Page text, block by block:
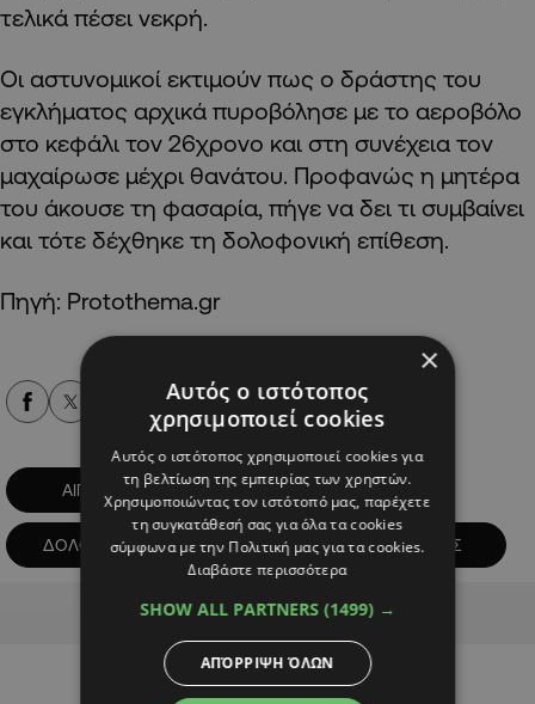
τελικά πέσει νεκρή.
Οι αστυνομικοί εκτιμούν πως ο δράστης του
εγκλήματος αρχικά πυροβόλησε με το αεροβόλο
στο κεφάλι τον 26χρονο και στη συνέχεια τον
μαχαίρωσε μέχρι θανάτου. Προφανώς η μητέρα
του άκουσε τη φασαρία, πήγε να δει τι συμβαίνει
και τότε δέχθηκε τη δολοφονική επίθεση.
Πηγή: Protothema.gr
Alpha Podcasts
ΑΙΓΙΟ ΔΙΠΛΟ ΦΟΝΙΚΟ
ΔΟΛΟΦΟΝΙΑ ΕΛΛΑΔΑ ΦΟΝΟΣ
Advertisement
×
Αυτός ο ιστότοπος
χρησιμοποιεί cookies
Αυτός ο ιστότοπος χρησιμοποιεί cookies για
τη βελτίωση της εμπειρίας των χρηστών.
Χρησιμοποιώντας τον ιστότοπό μας, παρέχετε
τη συγκατάθεσή σας για όλα τα cookies
σύμφωνα με την Πολιτική μας για τα cookies.
Διαβάστε περισσότερα
SHOW ALL PARTNERS (1499) →
ΑΠΌΡΡΙΨΗ ΌΛΩΝ